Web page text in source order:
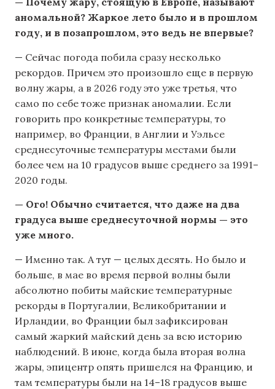
аномальной? Жаркое лето было и в прошлом
году, и в позапрошлом, это ведь не впервые?
— Сейчас погода побила сразу несколько
рекордов. Причем это произошло еще в первую
волну жары, а в 2026 году это уже третья, что
само по себе тоже признак аномалии. Если
говорить про конкретные температуры, то
например, во Франции, в Англии и Уэльсе
среднесуточные температуры местами были
более чем на 10 градусов выше среднего за 1991–
2020 годы.
— Ого! Обычно считается, что даже на два
градуса выше среднесуточной нормы — это
уже много.
— Именно так. А тут — целых десять. Но было и
больше, в мае во время первой волны были
абсолютно побиты майские температурные
рекорды в Португалии, Великобритании и
Ирландии, во Франции был зафиксирован
самый жаркий майский день за всю историю
наблюдений. В июне, когда была вторая волна
жары, эпицентр опять пришелся на Францию, и
там температуры были на 14–18 градусов выше